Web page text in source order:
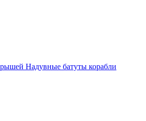
Надувные батуты корабли